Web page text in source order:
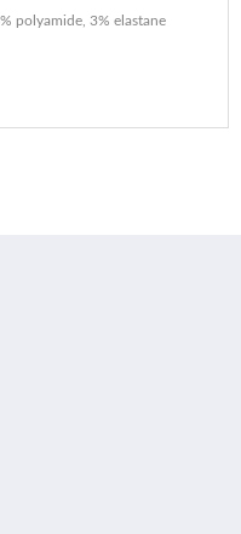
polyamide, 3% elastane